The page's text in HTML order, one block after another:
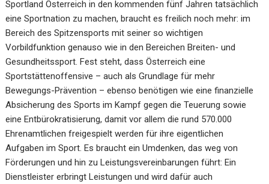
Sportland Österreich in den kommenden fünf Jahren tatsächlich
eine Sportnation zu machen, braucht es freilich noch mehr: im
Bereich des Spitzensports mit seiner so wichtigen
Vorbildfunktion genauso wie in den Bereichen Breiten- und
Gesundheitssport. Fest steht, dass Österreich eine
Sportstättenoffensive – auch als Grundlage für mehr
Bewegungs-Prävention – ebenso benötigen wie eine finanzielle
Absicherung des Sports im Kampf gegen die Teuerung sowie
eine Entbürokratisierung, damit vor allem die rund 570.000
Ehrenamtlichen freigespielt werden für ihre eigentlichen
Aufgaben im Sport. Es braucht ein Umdenken, das weg von
Förderungen und hin zu Leistungsvereinbarungen führt: Ein
Dienstleister erbringt Leistungen und wird dafür auch